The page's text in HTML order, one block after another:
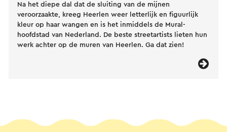
Na het diepe dal dat de sluiting van de mijnen
veroorzaakte, kreeg Heerlen weer letterlijk en figuurlijk
kleur op haar wangen en is het inmiddels de Mural-
hoofdstad van Nederland. De beste streetartists lieten hun
werk achter op de muren van Heerlen. Ga dat zien!